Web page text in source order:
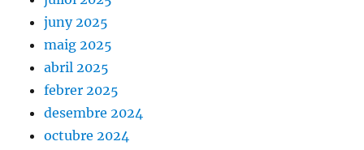
juny 2025
maig 2025
abril 2025
febrer 2025
desembre 2024
octubre 2024